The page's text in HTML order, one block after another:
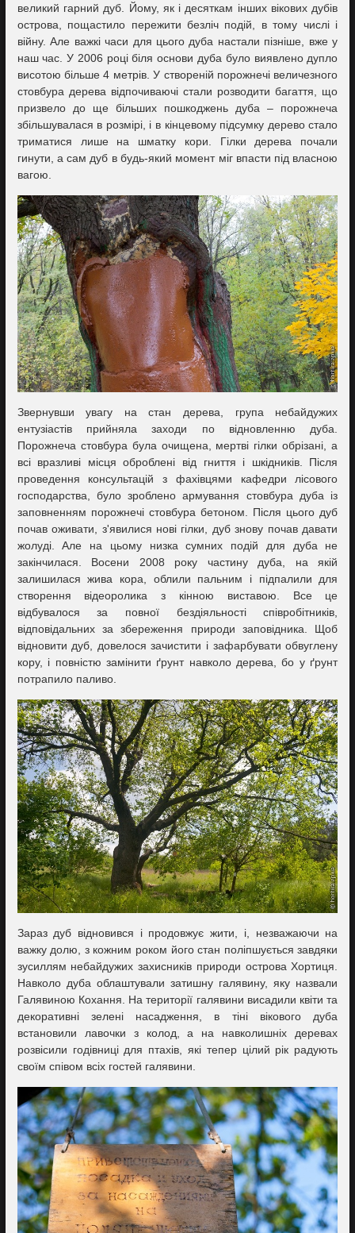
великий гарний дуб. Йому, як і десяткам інших вікових дубів
острова, пощастило пережити безліч подій, в тому числі і
війну. Але важкі часи для цього дуба настали пізніше, вже у
наш час. У 2006 році біля основи дуба було виявлено дупло
висотою більше 4 метрів. У створеній порожнечі величезного
стовбура дерева відпочиваючі стали розводити багаття, що
призвело до ще більших пошкоджень дуба – порожнеча
збільшувалася в розмірі, і в кінцевому підсумку дерево стало
триматися лише на шматку кори. Гілки дерева почали
гинути, а сам дуб в будь-який момент міг впасти під власною
вагою.
Звернувши увагу на стан дерева, група небайдужих
ентузіастів прийняла заходи по відновленню дуба.
Порожнеча стовбура була очищена, мертві гілки обрізані, а
всі вразливі місця оброблені від гниття і шкідників. Після
проведення консультацій з фахівцями кафедри лісового
господарства, було зроблено армування стовбура дуба із
заповненням порожнечі стовбура бетоном. Після цього дуб
почав оживати, з'явилися нові гілки, дуб знову почав давати
жолуді. Але на цьому низка сумних подій для дуба не
закінчилася. Восени 2008 року частину дуба, на якій
залишилася жива кора, облили пальним і підпалили для
створення відеоролика з кінною виставою. Все це
відбувалося за повної бездіяльності співробітників,
відповідальних за збереження природи заповідника. Щоб
відновити дуб, довелося зачистити і зафарбувати обвуглену
кору, і повністю замінити ґрунт навколо дерева, бо у ґрунт
потрапило паливо.
Зараз дуб відновився і продовжує жити, і, незважаючи на
важку долю, з кожним роком його стан поліпшується завдяки
зусиллям небайдужих захисників природи острова Хортиця.
Навколо дуба облаштували затишну галявину, яку назвали
Галявиною Кохання. На території галявини висадили квіти та
декоративні зелені насадження, в тіні вікового дуба
встановили лавочки з колод, а на навколишніх деревах
розвісили годівниці для птахів, які тепер цілий рік радують
своїм співом всіх гостей галявини.